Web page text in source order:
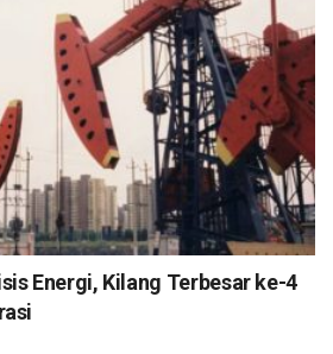
Energi, Kilang Terbesar ke-4